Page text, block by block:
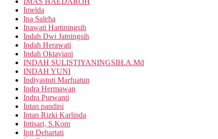
Imelda
Ina Saleha
Inawati Hartiningsih
Indah Dwi Jatningsih
Indah Herawati
Indah Oktaviani
INDAH SULISTIYANINGSIH.A.Md
INDAH YUNI
Indiyastuti Marfuatun
Indra Hermawan
Indra Purwanti
Intan pandini
Intan Rizki Karlinda
Intisari, S.Kom
Ipit Dehartati